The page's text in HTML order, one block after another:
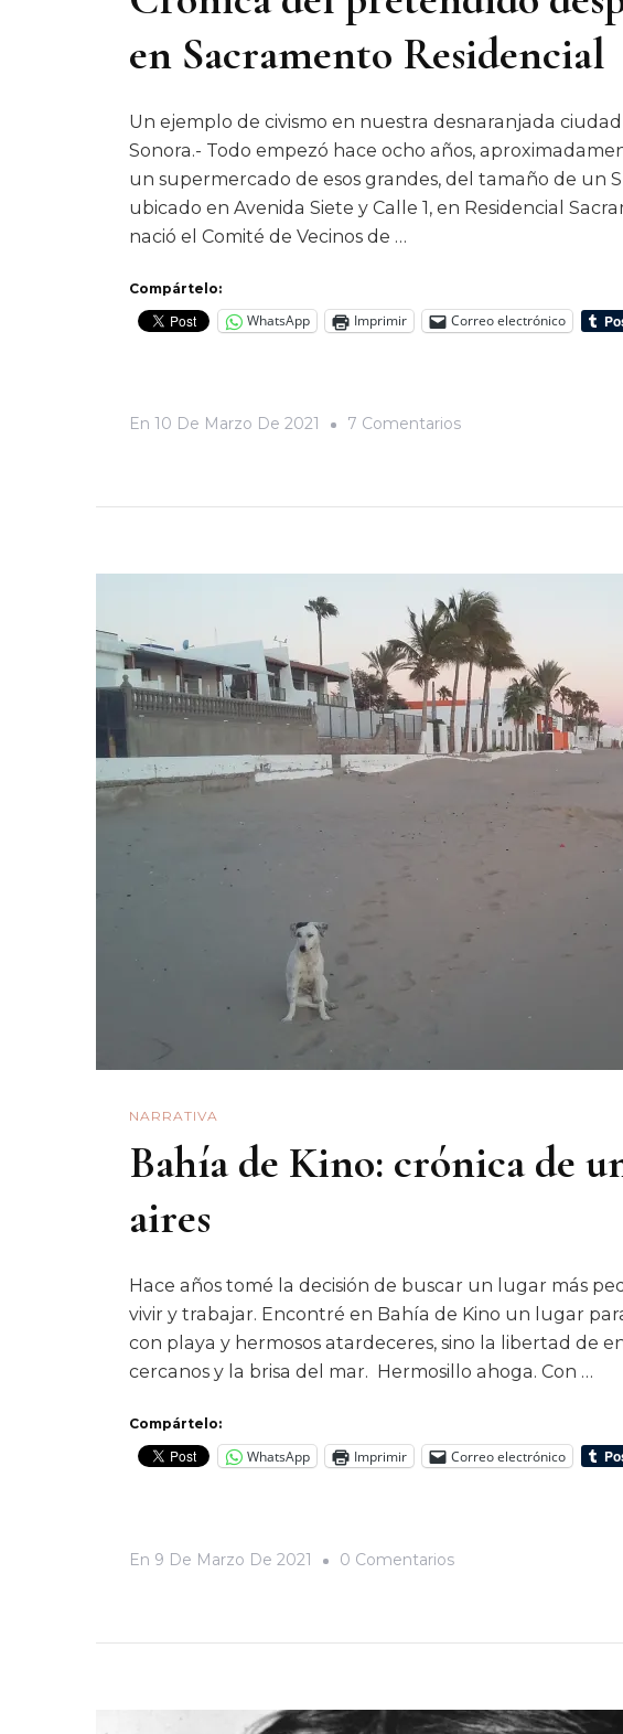
en Sacramento Residencial
Un ejemplo de civismo en nuestra desnaranjada
Sonora.- Todo empezó hace ocho años,
un supermercado de esos grandes, del tamaño de un
ubicado en Avenida Siete y Calle 1, en Residencial
nació el Comité de Vecinos de …
Compártelo:
WhatsApp Imprimir Correo electrónico
En 10 De Marzo De 2021 7 ComentariosEn
Área
Verde
En
Sacramento
Residencial
NARRATIVA
Bahía de Kino: crónica de
aires
Hace años tomé la decisión de buscar un lugar más
vivir y trabajar. Encontré en Bahía de Kino un lugar
con playa y hermosos atardeceres, sino la libertad de
cercanos y la brisa del mar. Hermosillo ahoga. Con …
Compártelo:
WhatsApp Imprimir Correo electrónico
En 9 De Marzo De 2021 0 ComentariosEn
De